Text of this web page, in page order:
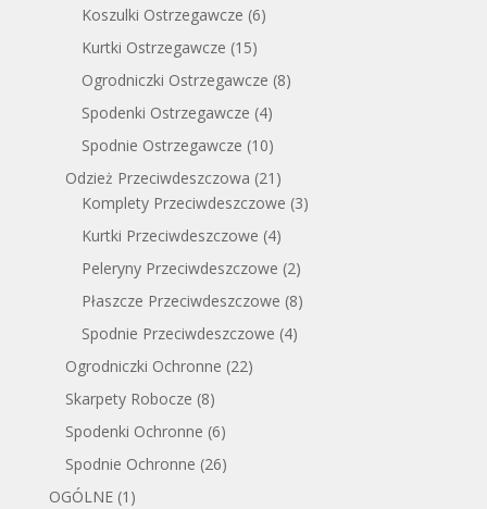
Koszulki Ostrzegawcze (6)
Kurtki Ostrzegawcze (15)
Ogrodniczki Ostrzegawcze (8)
Spodenki Ostrzegawcze (4)
Spodnie Ostrzegawcze (10)
Odzież Przeciwdeszczowa (21)
Komplety Przeciwdeszczowe (3)
Kurtki Przeciwdeszczowe (4)
Peleryny Przeciwdeszczowe (2)
Płaszcze Przeciwdeszczowe (8)
Spodnie Przeciwdeszczowe (4)
Ogrodniczki Ochronne (22)
Skarpety Robocze (8)
Spodenki Ochronne (6)
Spodnie Ochronne (26)
OGÓLNE (1)